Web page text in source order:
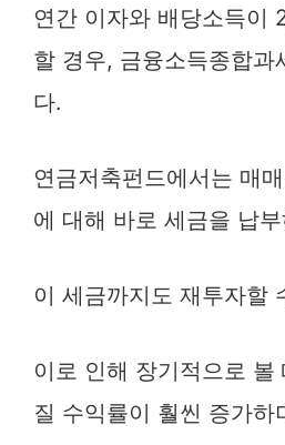
연간 이자와 배당소득이
할 경우, 금융소득종합과
다.
연금저축펀드에서는 매
에 대해 바로 세금을 납
이 세금까지도 재투자할
이로 인해 장기적으로 볼
질 수익률이 훨씬 증가하